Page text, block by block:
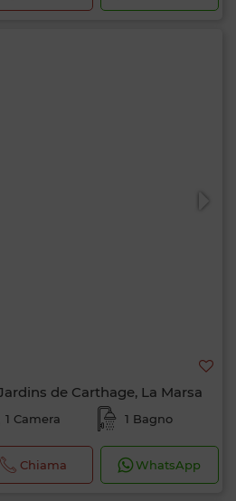
de Carthage, La Marsa
1 Camera 1 Bagno
Chiama WhatsApp